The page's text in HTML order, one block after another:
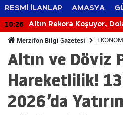
RESMİ İLANLAR AMASYA
10:26
Altın Rekora Koşuyor,
Merzifon Bilgi Gazetesi
Altın ve Döviz
Hareketlilik! 13
2026’da